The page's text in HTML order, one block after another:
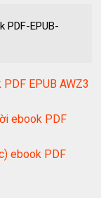
PDF-EPUB-
EPUB AWZ3
ebook PDF
ebook PDF